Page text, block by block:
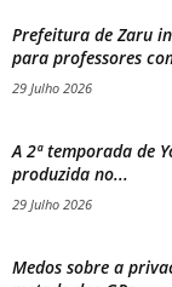
Prefeitura de Zaru
para professores
29 Julho 2026
A 2ª temporada de
produzida no...
29 Julho 2026
Medos sobre a